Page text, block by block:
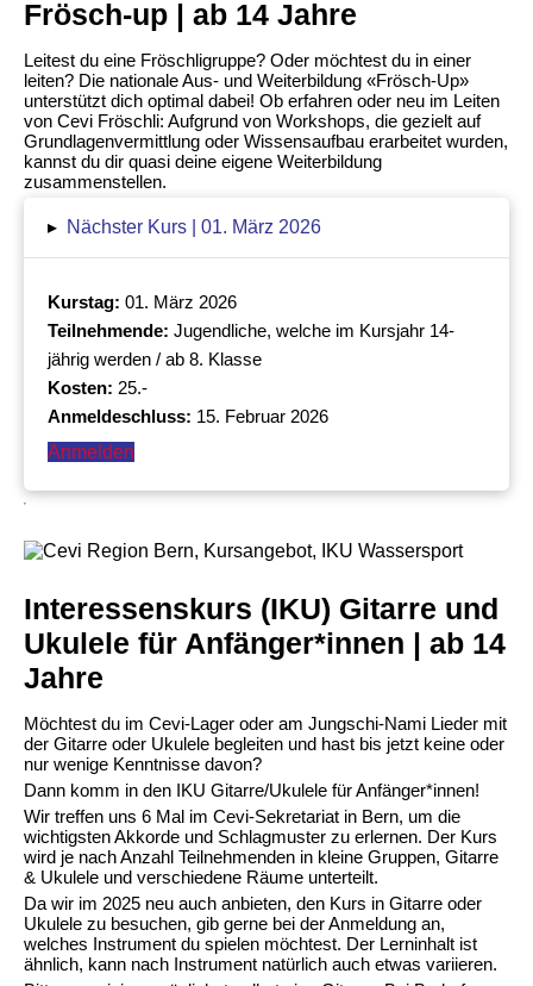
Frösch-up | ab 14 Jahre
Leitest du eine Fröschligruppe? Oder möchtest du in einer
leiten? Die nationale Aus- und Weiterbildung «Frösch-Up»
unterstützt dich optimal dabei! Ob erfahren oder neu im Leiten
von Cevi Fröschli: Aufgrund von Workshops, die gezielt auf
Grundlagenvermittlung oder Wissensaufbau erarbeitet wurden,
kannst du dir quasi deine eigene Weiterbildung
zusammenstellen.
▸ Nächster Kurs | 01. März 2026
Kurstag: 01. März 2026
Teilnehmende: Jugendliche, welche im Kursjahr 14-
jährig werden / ab 8. Klasse
Kosten: 25.-
Anmeldeschluss: 15. Februar 2026
Anmelden
Interessenskurs (IKU) Gitarre und
Ukulele für Anfänger*innen | ab 14
Jahre
Möchtest du im Cevi-Lager oder am Jungschi-Nami Lieder mit
der Gitarre oder Ukulele begleiten und hast bis jetzt keine oder
nur wenige Kenntnisse davon?
Dann komm in den IKU Gitarre/Ukulele für Anfänger*innen!
Wir treffen uns 6 Mal im Cevi-Sekretariat in Bern, um die
wichtigsten Akkorde und Schlagmuster zu erlernen. Der Kurs
wird je nach Anzahl Teilnehmenden in kleine Gruppen, Gitarre
& Ukulele und verschiedene Räume unterteilt.
Da wir im 2025 neu auch anbieten, den Kurs in Gitarre oder
Ukulele zu besuchen, gib gerne bei der Anmeldung an,
welches Instrument du spielen möchtest. Der Lerninhalt ist
ähnlich, kann nach Instrument natürlich auch etwas variieren.